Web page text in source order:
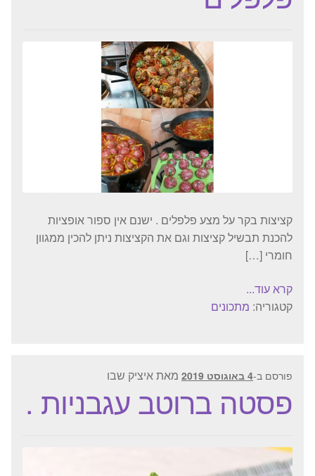
קציצות בקר על מצע פלפלים . ישנם אין ספור אופציות
להכנת תבשיל קציצות וגם את הקציצות ניתן להכין ממגוון
חומרי […]
קרא עוד...
קטגוריה: מתכונים
פורסם ב-4 באוגוסט 2019 מאתאיציק שבו
פסטה ברוטב עגבניות .